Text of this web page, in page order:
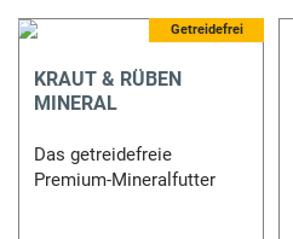
Getreidefrei
KRAUT & RÜBEN
MINERAL
Das getreidefreie
Premium-Mineralfutter